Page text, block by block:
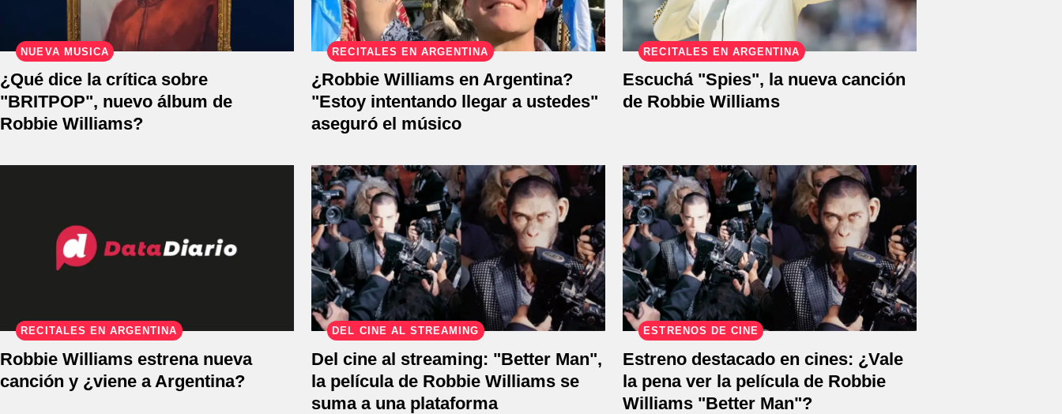
NUEVA MÚSICA
¿Qué dice la crítica sobre
"BRITPOP", nuevo álbum de
Robbie Williams?
RECITALES EN ARGENTINA
¿Robbie Williams en Argentina?
"Estoy intentando llegar a ustedes"
aseguró el músico
RECITALES EN ARGENTINA
Escuchá "Spies", la nueva canción
de Robbie Williams
RECITALES EN ARGENTINA
Robbie Williams estrena nueva
canción y ¿viene a Argentina?
DEL CINE AL STREAMING
Del cine al streaming: "Better Man",
la película de Robbie Williams se
suma a una plataforma
ESTRENOS DE CINE
Estreno destacado en cines: ¿Vale
la pena ver la película de Robbie
Williams "Better Man"?